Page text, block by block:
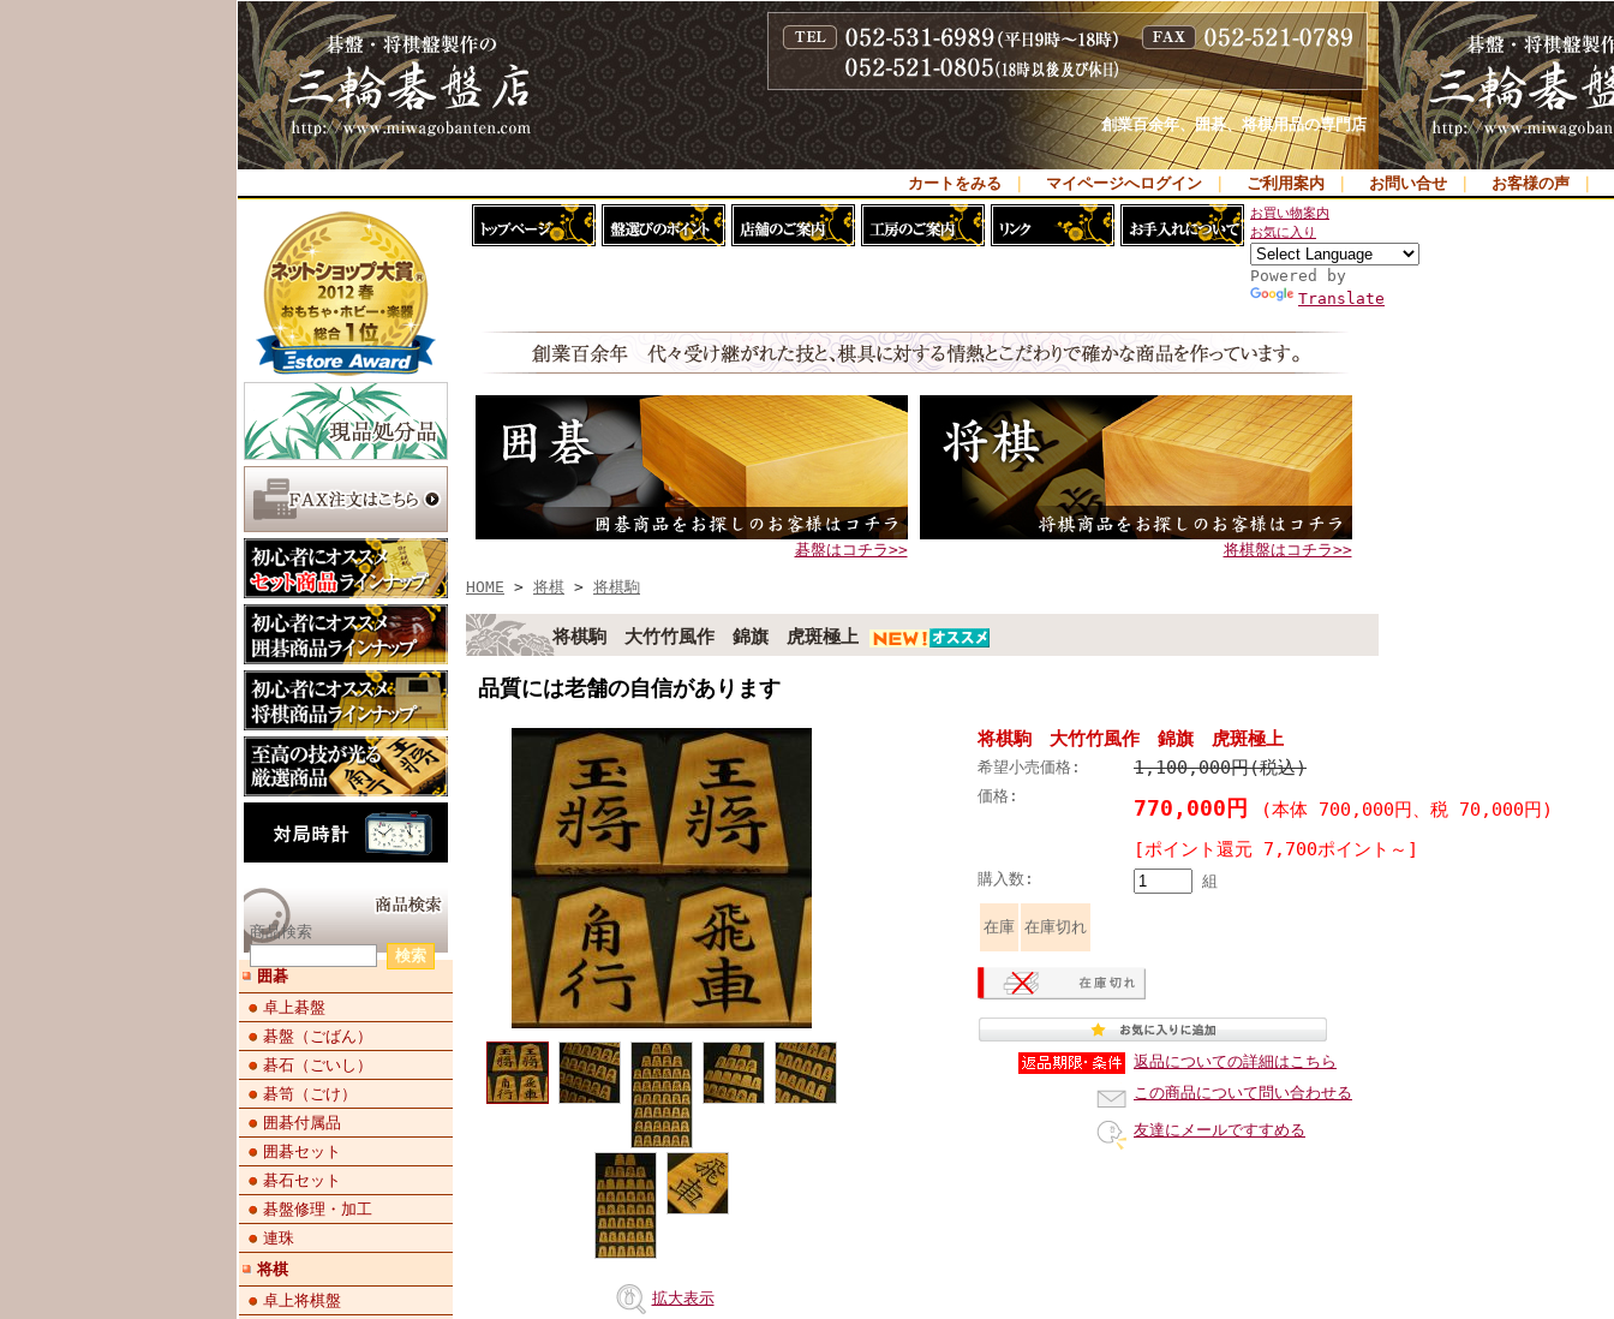
創業百余年、囲碁、将棋用品の専門店
カートをみる マイページへログイン ご利用案内 お問い合せ お客様の声
商品検索
囲碁
卓上碁盤
碁盤（ごばん）
碁石（ごいし）
碁笥（ごけ）
囲碁付属品
囲碁セット
碁石セット
碁盤修理・加工
連珠
将棋
卓上将棋盤
お買い物案内
お気に入り
Powered by
Translate
碁盤はコチラ>> 将棋盤はコチラ>>
HOME > 将棋 > 将棋駒
将棋駒 大竹竹風作 錦旗 虎斑極上
品質には老舗の自信があります
拡大表示
将棋駒 大竹竹風作 錦旗 虎斑極上
希望小売価格: 1,100,000円(税込)
価格: 770,000円
(本体 700,000円、税 70,000円)
[ポイント還元 7,700ポイント～]
購入数: 組
在庫 在庫切れ
返品についての詳細はこちら
この商品について問い合わせる
友達にメールですすめる